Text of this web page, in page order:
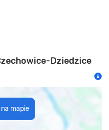
Dziedzice
mapie